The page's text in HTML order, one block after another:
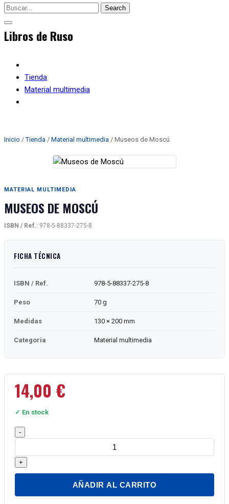
Search
Tienda
Material multimedia
Inicio /Tienda / Material multimedia / Museos de Moscú
MATERIAL MULTIMEDIA
MUSEOS DE MOSCÚ
ISBN / Ref.: 978-5-88337-275-8
FICHA TÉCNICA
ISBN / Ref. 978-5-88337-275-8
Peso 70 g
Medidas 130 × 200 mm
Categoría Material multimedia
14,00 €
✓ En stock
Museos
Moscú
cantidad
-
+
AÑADIR AL CARRITO